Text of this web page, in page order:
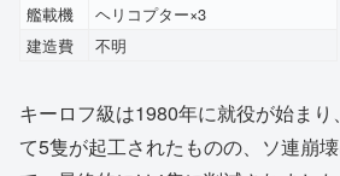
艦載機
ヘリコプター×3
建造費
不明
キーロフ級は1980年に就役が始ま
て5隻が起工されたものの、ソ連崩